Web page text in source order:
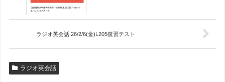
ラジオ英会話 26/2/6(金)L205復習テスト
ラジオ英会話